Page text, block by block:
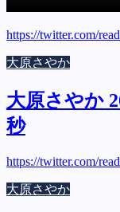
https://twitter.com/
大原さやか
大原さやか
秒
https://twitter.com/
大原さやか